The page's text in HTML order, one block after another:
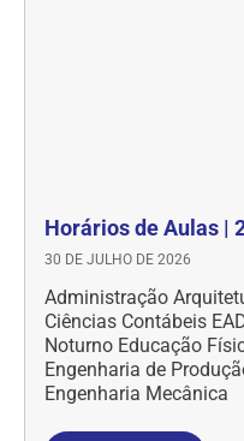
Horários de Aulas |
30 DE JULHO DE 2026
Administração
Ciências Contábeis
Noturno Educação
Engenharia de
Engenharia Mecânica